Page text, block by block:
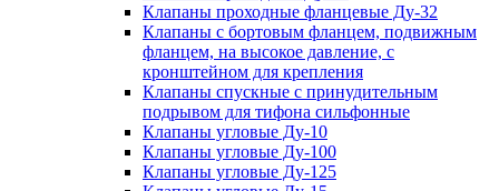
Клапаны проходные фланцевые Ду-32
Клапаны с бортовым фланцем, подвижным
фланцем, на высокое давление, с
кронштейном для крепления
Клапаны спускные с принудительным
подрывом для тифона сильфонные
Клапаны угловые Ду-10
Клапаны угловые Ду-100
Клапаны угловые Ду-125